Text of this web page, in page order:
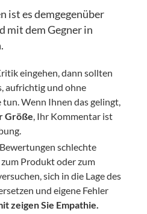
ist es demgegenüber
mit dem Gegner in
eingehen, dann sollten
aufrichtig und ohne
Wenn Ihnen das gelingt,
Größe , Ihr Kommentar ist
schlechte
Produkt oder zum
sich in die Lage des
und eigene Fehler
zeigen Sie Empathie.